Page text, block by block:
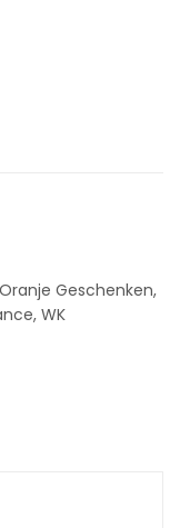
Oranje Geschenken,
, WK